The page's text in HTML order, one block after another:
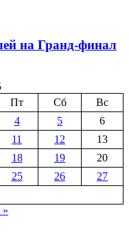
на Гранд-финал
Пт Сб
Вс
4 5
6
11 12
13
18 19
20
25 26
27
»